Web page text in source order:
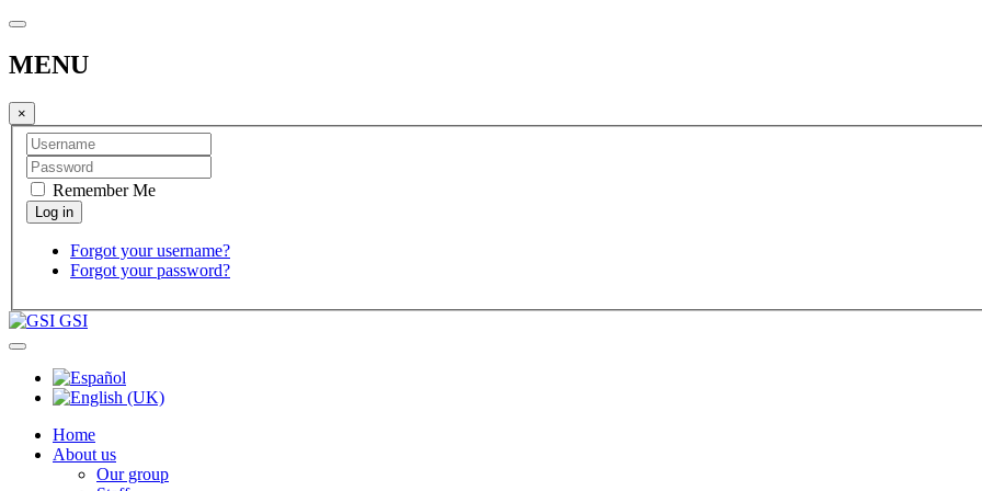
MENU
×
Remember Me
Forgot your username?
Forgot your password?
GSI
Home
About us
Our group